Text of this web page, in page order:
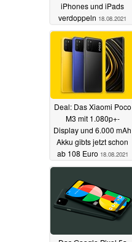
iPhones und iPads
verdoppeln 18.08.2021
Deal: Das Xiaomi Poco
M3 mit 1.080p+-
Display und 6.000 mAh
Akku gibts jetzt schon
ab 108 Euro 18.08.2021